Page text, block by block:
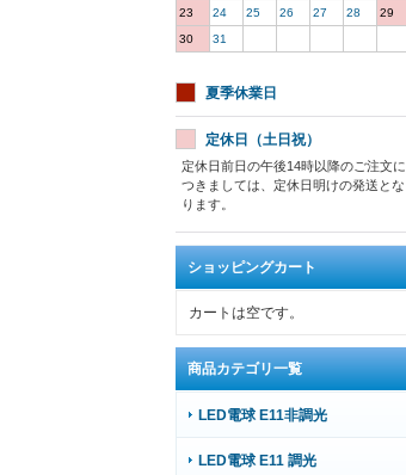
23
24 25 26 27 28
29
30
31
夏季休業日
定休日（土日祝）
定休日前日の午後14時以降のご注文に
つきましては、定休日明けの発送とな
ります。
ショッピングカート
カートは空です。
商品カテゴリ一覧
LED電球 E11非調光
LED電球 E11 調光